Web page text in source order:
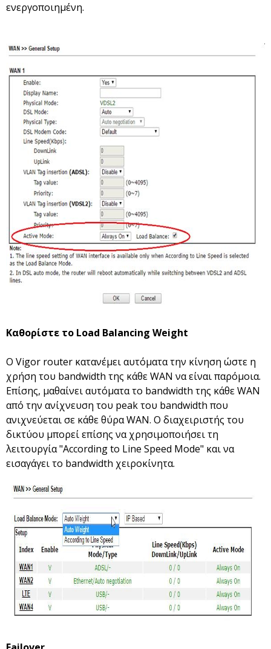
ενεργοποιημένη.
Καθορίστε το Load Balancing Weight
Ο Vigor router κατανέμει αυτόματα την κίνηση ώστε η
χρήση του bandwidth της κάθε WAN να είναι παρόμοια.
Επίσης, μαθαίνει αυτόματα το bandwidth της κάθε WAN
από την ανίχνευση του peak του bandwidth που
ανιχνεύεται σε κάθε θύρα WAN. Ο διαχειριστής του
δικτύου μπορεί επίσης να χρησιμοποιήσει τη
λειτουργία "According to Line Speed Mode" και να
εισαγάγει το bandwidth χειροκίνητα.